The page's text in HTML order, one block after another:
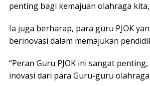
penting bagi kemajuan olahraga
Ia juga berharap, para guru PJOK
berinovasi dalam memajukan
“Peran Guru PJOK ini sangat
inovasi dari para Guru-guru